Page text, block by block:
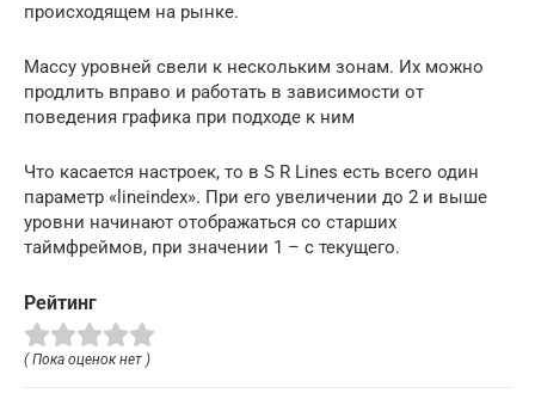
происходящем на рынке.
Массу уровней свели к нескольким зонам. Их можно
продлить вправо и работать в зависимости от
поведения графика при подходе к ним
Что касается настроек, то в S R Lines есть всего один
параметр «lineindex». При его увеличении до 2 и выше
уровни начинают отображаться со старших
таймфреймов, при значении 1 – с текущего.
Рейтинг
( Пока оценок нет )